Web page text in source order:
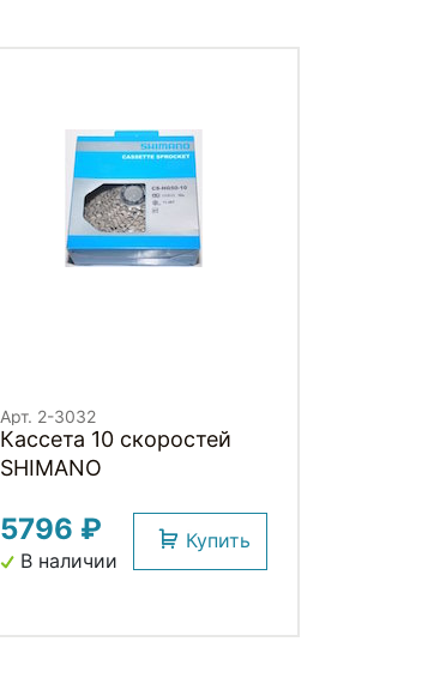
Арт. 2-3032
Кассета 10 скоростей
SHIMANO
5796 ₽
В наличии
Купить